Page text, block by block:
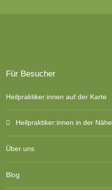
Für Besucher
Heilpraktiker:innen auf der Karte
Heilpraktiker:innen in der Nähe
Über uns
Blog